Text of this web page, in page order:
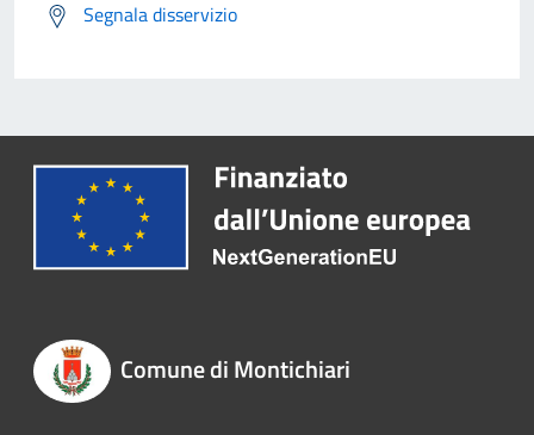
Segnala disservizio
Comune di Montichiari